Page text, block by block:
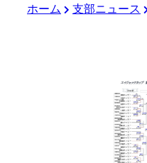
ホーム 支部ニュース